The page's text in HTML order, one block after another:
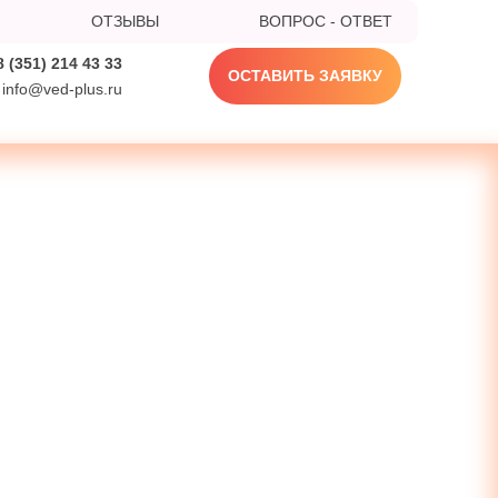
ОТЗЫВЫ ВОПРОС - ОТВЕТ
(351) 214 43 33
info@ved-plus.ru
ОСТАВИТЬ ЗАЯВКУ